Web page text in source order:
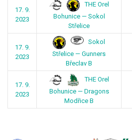
17. 9.
2023
THE Orel
Bohunice — Sokol
Střelice
17. 9.
2023
Sokol
Střelice — Gunners
Břeclav B
17. 9.
2023
THE Orel
Bohunice — Dragons
Modřice B